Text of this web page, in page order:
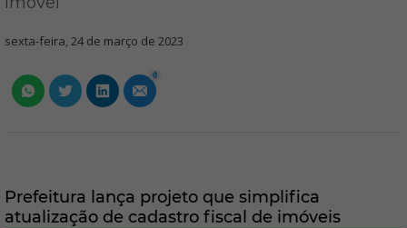
sexta-feira, 24 de março de 2023
0
Prefeitura lança projeto que simplifica
atualização de cadastro fiscal de imóveis